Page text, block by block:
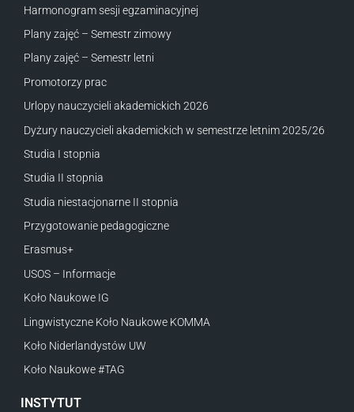
Harmonogram sesji egzaminacyjnej
Plany zajęć – Semestr zimowy
Plany zajęć – Semestr letni
Promotorzy prac
Urlopy nauczycieli akademickich 2026
Dyżury nauczycieli akademickich w semestrze letnim 2025/26
Studia I stopnia
Studia II stopnia
Studia niestacjonarne II stopnia
Przygotowanie pedagogiczne
Erasmus+
USOS – Informacje
Koło Naukowe IG
Lingwistyczne Koło Naukowe KOMMA
Koło Niderlandystów UW
Koło Naukowe #TAG
INSTYTUT